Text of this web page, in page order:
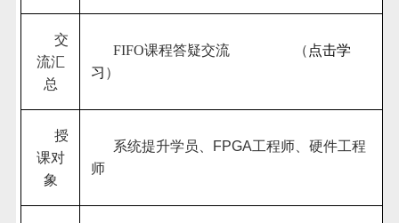
交
流汇
总
FIFO课程答疑交流 （ 点击学
习 ）
授
课对
象
系统提升学员、 FPGA工程师、硬件工程
师